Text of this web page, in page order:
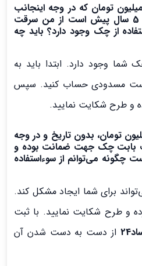
یک فقره چک به مبلغ 50 میلیون تومان که در وجه اینجانب
بوده و تاریخ آن متعلق به 5 سال پیش است از من سرقت
از چک وجود دارد؟ باید چه
شما وجود دارد. ابتدا باید به
مسدودی حساب کنید. سپس
و طرح شکایت نمایید.
چک به مبلغ 10 میلیون تومان، بدون تاریخ و در وجه
بابت چک جهت ضمانت بوده و
می‌توانم از سوءاستفاده
برای شما ایجاد مشکل کند.
و طرح شکایت نمایید. با ثبت
از دست به دست شدن آن